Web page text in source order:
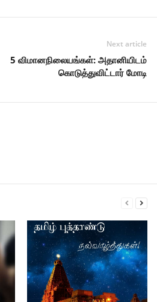
Next article
5 விமானநிலையங்கள்: அதானியிடம்
கொடுத்துவிட்டார் மோடி